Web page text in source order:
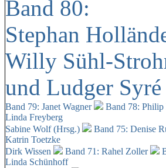
Band 80:
Stephan
Willy Sühl-
und Ludger Syré
Band 79: Janet Wagner Band 78:
Linda Freyberg
Sabine Wolf (Hrsg.)
Band 75: Denise
Katrin Toetzke
Dirk Wissen
Band 71: Rahel Zoller
Linda Schünhoff